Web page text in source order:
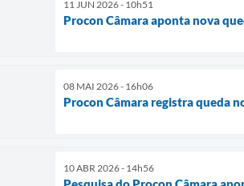
11 JUN 2026 - 10h51
Procon Câmara aponta nova
08 MAI 2026 - 16h06
Procon Câmara registra queda
10 ABR 2026 - 14h56